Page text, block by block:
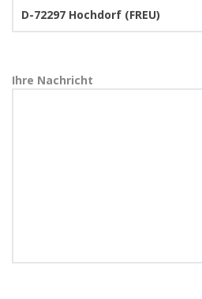
Ihre Nachricht